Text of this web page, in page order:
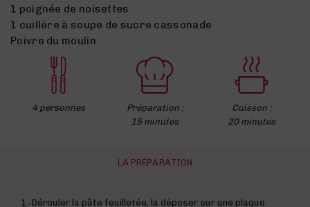
1 poignée de noisettes
1 cuillère à soupe de sucre cassonade
Poivre du moulin
4 personnes
Préparation :
15 minutes
Cuisson :
20 minutes
LA PRÉPARATION
1.-Dérouler la pâte feuilletée, la déposer sur une plaque